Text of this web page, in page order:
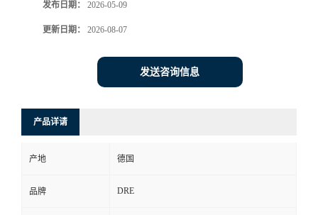
发布日期： 2026-05-09
更新日期： 2026-08-07
发送咨询信息
产品详请
产地 德国
品牌 DRE